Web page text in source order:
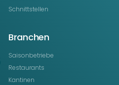
Schnittstellen
Branchen
Saisonbetriebe
Restaurants
Kantinen